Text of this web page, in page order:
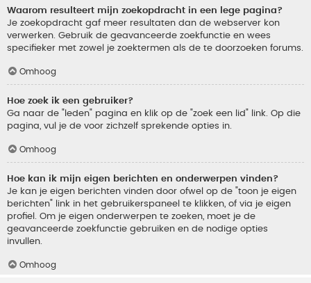
Waarom resulteert mijn zoekopdracht in een lege pagina?
Je zoekopdracht gaf meer resultaten dan de webserver kon
verwerken. Gebruik de geavanceerde zoekfunctie en wees
specifieker met zowel je zoektermen als de te doorzoeken forums.
Omhoog
Hoe zoek ik een gebruiker?
Ga naar de "leden" pagina en klik op de "zoek een lid" link. Op die
pagina, vul je de voor zichzelf sprekende opties in.
Omhoog
Hoe kan ik mijn eigen berichten en onderwerpen vinden?
Je kan je eigen berichten vinden door ofwel op de "toon je eigen
berichten" link in het gebruikerspaneel te klikken, of via je eigen
profiel. Om je eigen onderwerpen te zoeken, moet je de
geavanceerde zoekfunctie gebruiken en de nodige opties
invullen.
Omhoog